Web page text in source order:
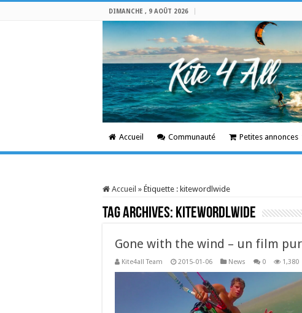
DIMANCHE , 9 AOÛT 2026
Accueil Communauté Petites annonces
Accueil » Étiquette : kitewordlwide
Tag Archives: kitewordlwide
Gone with the wind – un film
Kite4all Team 2015-01-06 News 0 1,380